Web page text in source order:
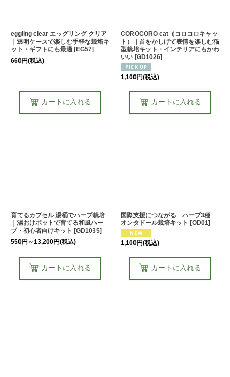
eggling clear エッグリング クリア
｜透明ケースで楽しむ手軽な栽培キ
ット・ギフトにも最適 [EG57]
660円(税込)
カートに入れる
COROCORO cat（コロコロキャッ
ト）｜首をかしげて表情を楽しむ猫
型栽培キット・インテリアにもかわ
いい [GD1026]
1,100円(税込)
カートに入れる
育てるカプセル 湯桶でハーブ栽培
｜湯おけポットで育てる和風ハー
ブ・初心者向けキット [GD1035]
550円 ～13,200円(税込)
カートに入れる
国際支援につながる ハーブ3種
オンタドール栽培キット [OD01]
1,100円(税込)
カートに入れる